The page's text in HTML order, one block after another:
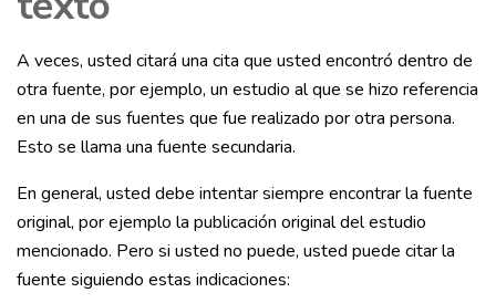
A veces, usted citará una cita que usted encontró dentro de
otra fuente, por ejemplo, un estudio al que se hizo referencia
en una de sus fuentes que fue realizado por otra persona.
Esto se llama una fuente secundaria.
En general, usted debe intentar siempre encontrar la fuente
original, por ejemplo la publicación original del estudio
mencionado. Pero si usted no puede, usted puede citar la
fuente siguiendo estas indicaciones: